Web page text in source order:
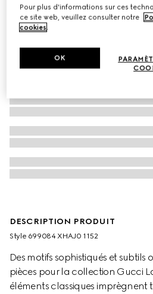
DESCRIPTION PRODUIT
Style ‎699084 XHAJ0 1152
Des motifs sophistiqués et
pièces pour la collection Gucci
éléments classiques imprègnent
Pour plus d'informations sur ces
ce site web, veuillez consulter notre
cookies.
OK